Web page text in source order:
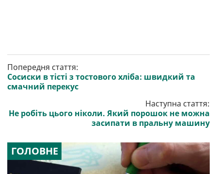
Попередня стаття:
Сосиски в тісті з тостового хліба: швидкий та
смачний перекус
Наступна стаття:
Не робіть цього ніколи. Який порошок не можна
засипати в пральну машину
ГОЛОВНЕ